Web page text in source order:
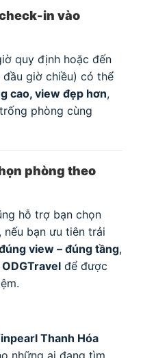
in vào
quy định hoặc đến
giờ chiều) có thể
cao, view đẹp hơn,
phòng cùng
phòng theo
hỗ trợ bạn chọn
nếu bạn ưu tiên trải
view – đúng tầng,
ODGTravel để được
Thanh Hóa
những ai đang tìm